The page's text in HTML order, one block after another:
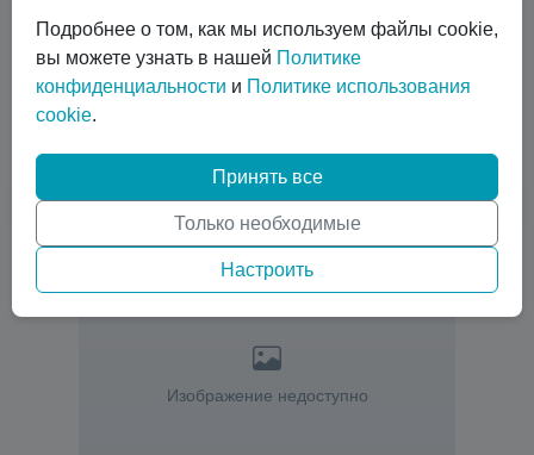
#Ремонт и обслуживание
#Транспортировка жидких газов
#Газовые баллоны
#Вентиль выдачи жидкости
Изображение недоступно
Подробнее о том, как мы используем файлы cookie,
вы можете узнать в нашей Политике
конфиденциальности и Политике использования
cookie.
Принять все
Только необходимые
Настроить